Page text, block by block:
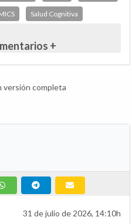
Salud Cognitiva
+
versión completa
31 de julio de 2026, 14:10h